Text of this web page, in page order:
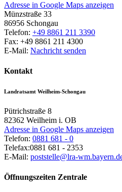
Adresse in Google Maps anzeigen
Münzstraße 33
86956 Schongau
Telefon: +49 8861 211 3390
Fax: +49 8861 211 4300
E-Mail: Nachricht senden
Kontakt
Landratsamt Weilheim-Schongau
Pütrichstraße 8
82362 Weilheim i. OB
Adresse in Google Maps anzeigen
Telefon: 0881 681 - 0
Telefax:0881 681 - 2353
E-Mail: poststelle@lra-
Öffnungszeiten Zentrale